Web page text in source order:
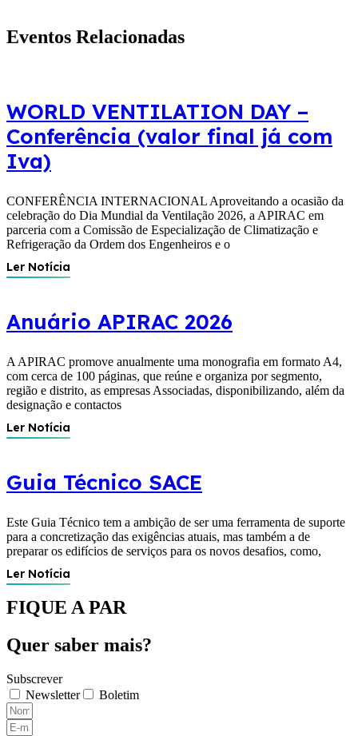
Eventos Relacionadas
WORLD VENTILATION DAY –
Conferência (valor final já com
Iva)
CONFERÊNCIA INTERNACIONAL Aproveitando a ocasião da
celebração do Dia Mundial da Ventilação 2026, a APIRAC em
parceria com a Comissão de Especialização de Climatização e
Refrigeração da Ordem dos Engenheiros e o
Ler Notícia
Anuário APIRAC 2026
A APIRAC promove anualmente uma monografia em formato A4,
com cerca de 100 páginas, que reúne e organiza por segmento,
região e distrito, as empresas Associadas, disponibilizando, além da
designação e contactos
Ler Notícia
Guia Técnico SACE
Este Guia Técnico tem a ambição de ser uma ferramenta de suporte
para a concretização das exigências atuais, mas também a de
preparar os edifícios de serviços para os novos desafios, como,
Ler Notícia
FIQUE A PAR
Quer saber mais?
Subscrever
Newsletter
Boletim